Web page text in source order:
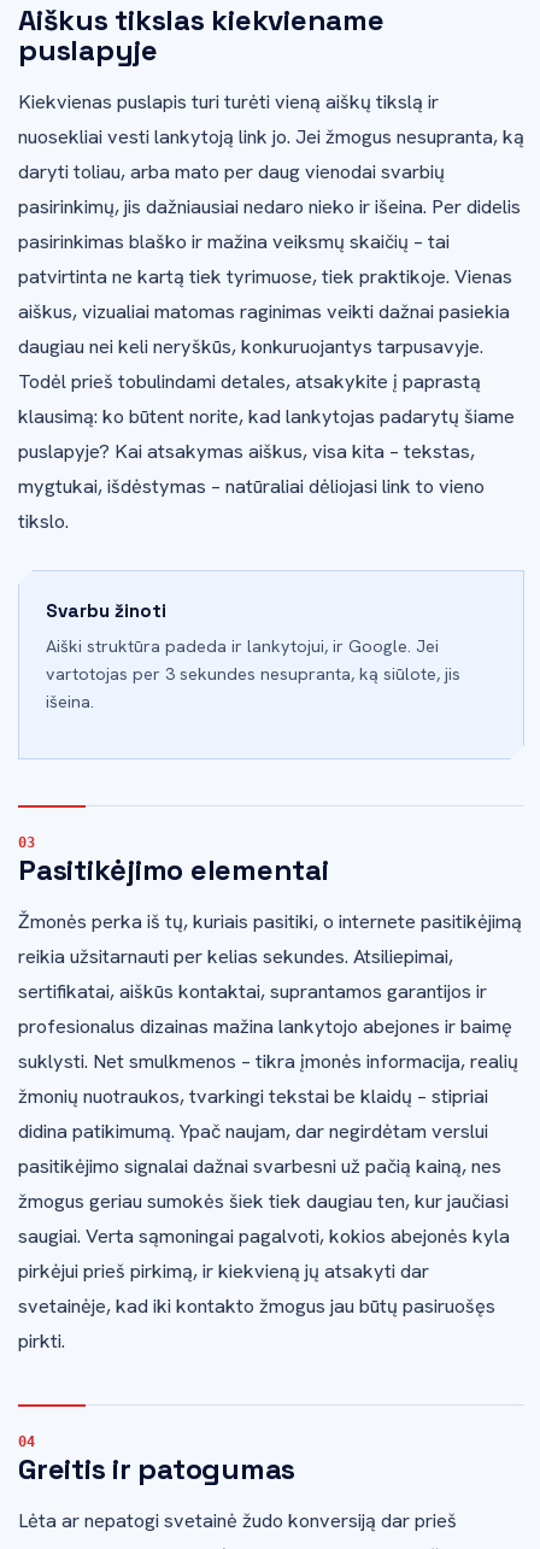
Aiškus tikslas kiekviename
puslapyje
Kiekvienas puslapis turi turėti vieną aiškų tikslą ir
nuosekliai vesti lankytoją link jo. Jei žmogus nesupranta, ką
daryti toliau, arba mato per daug vienodai svarbių
pasirinkimų, jis dažniausiai nedaro nieko ir išeina. Per didelis
pasirinkimas blaško ir mažina veiksmų skaičių – tai
patvirtinta ne kartą tiek tyrimuose, tiek praktikoje. Vienas
aiškus, vizualiai matomas raginimas veikti dažnai pasiekia
daugiau nei keli neryškūs, konkuruojantys tarpusavyje.
Todėl prieš tobulindami detales, atsakykite į paprastą
klausimą: ko būtent norite, kad lankytojas padarytų šiame
puslapyje? Kai atsakymas aiškus, visa kita – tekstas,
mygtukai, išdėstymas – natūraliai dėliojasi link to vieno
tikslo.
Svarbu žinoti
Aiški struktūra padeda ir lankytojui, ir Google. Jei
vartotojas per 3 sekundes nesupranta, ką siūlote, jis
išeina.
Pasitikėjimo elementai
Žmonės perka iš tų, kuriais pasitiki, o internete pasitikėjimą
reikia užsitarnauti per kelias sekundes. Atsiliepimai,
sertifikatai, aiškūs kontaktai, suprantamos garantijos ir
profesionalus dizainas mažina lankytojo abejones ir baimę
suklysti. Net smulkmenos – tikra įmonės informacija, realių
žmonių nuotraukos, tvarkingi tekstai be klaidų – stipriai
didina patikimumą. Ypač naujam, dar negirdėtam verslui
pasitikėjimo signalai dažnai svarbesni už pačią kainą, nes
žmogus geriau sumokės šiek tiek daugiau ten, kur jaučiasi
saugiai. Verta sąmoningai pagalvoti, kokios abejonės kyla
pirkėjui prieš pirkimą, ir kiekvieną jų atsakyti dar
svetainėje, kad iki kontakto žmogus jau būtų pasiruošęs
pirkti.
Greitis ir patogumas
Lėta ar nepatogi svetainė žudo konversiją dar prieš